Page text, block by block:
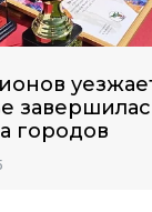
городов